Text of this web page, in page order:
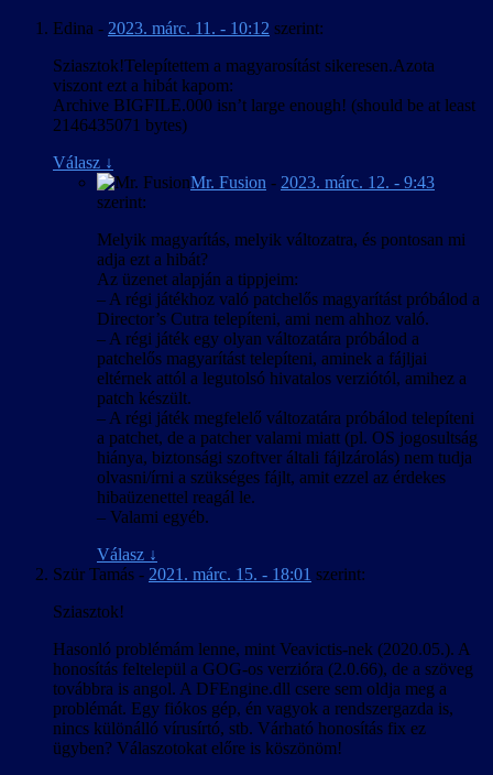
Egy sok, egymással különféle viszonyban levő karaktert mozgató
játéknál különösen nehéz az angolban ilyen formában nem létező
tegezés/magázás megállapítása, amikor pedig egy karakter akár
egyazon mondatban szólít egy másikat vegyesen hol vezeték-, hol
keresztnéven, akkor nincs jó megoldás. Az egyértelmű helyzeteket
kivéve jellemzően a mindkét névvel jobban működő magázásban
íródtak a szövegek, és egyes esetekben a fejlesztői kommentárokban
elhangzottak is alátámasztották e döntéseinket.
Egy másik nehézség a kínaiból elvileg meghatározott szabályok
szerint átírandó szavak és nevek kezelése volt, mivel gyakorlatilag
két szabálykészlet él párhuzamosan: a nemzetközileg elfogadott
kínai-angol pinjin átírás, illetve egy ún. „népszerű magyar” átírás. A
pinjin sokkal pontosabban adja vissza az eredeti hangzást, de csak
ha az olvasó ismeri az angol nyelv kiejtési szabályait, a „népszerű
magyar” ellenben nem igényel előképzettséget, cserébe viszont
következetlen és pontatlan. Végül egy „hibrid” módszerrel éltünk:
az írásban és kiejtve is szereplő neveknél a pinjinen alapuló „hallás
utáni” átírást használtunk, a játékvilágban is láthatók az
azonosíthatóság miatt pinjinben maradtak, a játékvilágban nem
megjelenő és el sem hangzó szövegekben levők pedig jobbára
„népszerű magyar” átírásban vannak.
A magyarítás technikailag sem volt egyszerű, bár legalább a
betűkészletekben megvoltak az általában hiányzó „őŐ” és „űŰ”
betűk, még ha nem is néztek ki tökéletesen. A Crystal Engine
virtuális fájlrendszerének kezeléséhez létezett eszköz, de a kinyert
adatfájl szövegként kezelhető formába és vissza alakítására TSL16b-
nek kellett írnia egy konvertert. Visszafelé tovább bonyolódott a
dolog, mert a játék nem tölt be külső fájlt, így csak az eredeti fájlok
módosításával lehet bármin változtatni. És míg a HR-nél egy 18
ML-nél egy 1,6 GB-os fájlt kellett volna kiadni. A megoldást az ún.
delta tömörítés jelentette, amihez találtunk egy olyan parancssori
eszközt, ami elboldogult egy ekkora fájllal is. A Director’s Cut
változatnál szerencsére erre nem volt szükség, mert ahhoz létezett
egy olyan módosított rutinkönyvtár, amire az eredetit lecserélve a
játék „megtanult” további adatfájlokat betölteni, így csak a többi
betűkészletet használ, és az egyedi
fájlformátumok + ScaleForm miatt esélyt se
láttunk ennek esetleges javítására.
A mentett játékok elnevezésére használt
pályanevek a játék futtatható állományába
vannak “beledrótozva”, aminek piszkálásától
inkább eltekintettünk, így azok a
meg.
Edina - 2023. márc. 11. - 10:12 szerint:
Sziasztok!Telepítettem a magyarosítást sikeresen.Azota
viszont ezt a hibát kapom:
Archive BIGFILE.000 isn’t large enough! (should be at least
2146435071 bytes)
Válasz ↓
Mr. Fusion - 2023. márc. 12. - 9:43
szerint:
Melyik magyarítás, melyik változatra, és pontosan mi
adja ezt a hibát?
Az üzenet alapján a tippjeim:
– A régi játékhoz való patchelős magyarítást próbálod a
Director’s Cutra telepíteni, ami nem ahhoz való.
– A régi játék egy olyan változatára próbálod a
patchelős magyarítást telepíteni, aminek a fájljai
eltérnek attól a legutolsó hivatalos verziótól, amihez a
patch készült.
– A régi játék megfelelő változatára próbálod telepíteni
a patchet, de a patcher valami miatt (pl. OS jogosultság
hiánya, biztonsági szoftver általi fájlzárolás) nem tudja
olvasni/írni a szükséges fájlt, amit ezzel az érdekes
hibaüzenettel reagál le.
– Valami egyéb.
Válasz ↓
Szür Tamás - 2021. márc. 15. - 18:01 szerint:
Sziasztok!
Hasonló problémám lenne, mint Veavictis-nek (2020.05.). A
honosítás feltelepül a GOG-os verzióra (2.0.66), de a szöveg
továbbra is angol. A DFEngine.dll csere sem oldja meg a
problémát. Egy fiókos gép, én vagyok a rendszergazda is,
nincs különálló vírusírtó, stb. Várható honosítás fix ez
ügyben? Válaszotokat előre is köszönöm!